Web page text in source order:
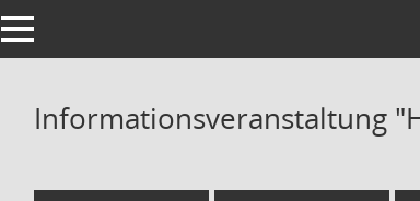
Toggle navigation
Informationsveranstaltung